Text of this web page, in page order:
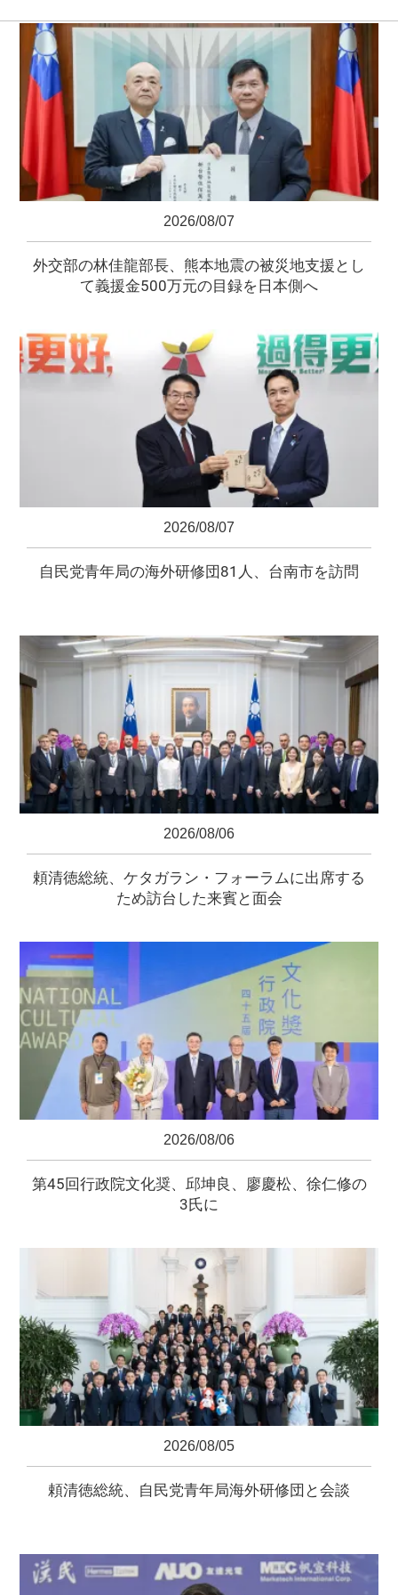
2026/08/07
外交部の林佳龍部長、熊本地震の被災地支援とし
て義援金500万元の目録を日本側へ
2026/08/07
自民党青年局の海外研修団81人、台南市を訪問
2026/08/06
頼清徳総統、ケタガラン・フォーラムに出席する
ため訪台した来賓と面会
2026/08/06
第45回行政院文化奨、邱坤良、廖慶松、徐仁修の
3氏に
2026/08/05
頼清徳総統、自民党青年局海外研修団と会談